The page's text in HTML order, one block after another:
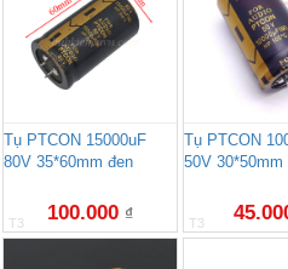
Tụ PTCON 15000uF
80V 35*60mm đen
100.000 ₫
T3
Tụ PTCON
50V 30*50mm
T3